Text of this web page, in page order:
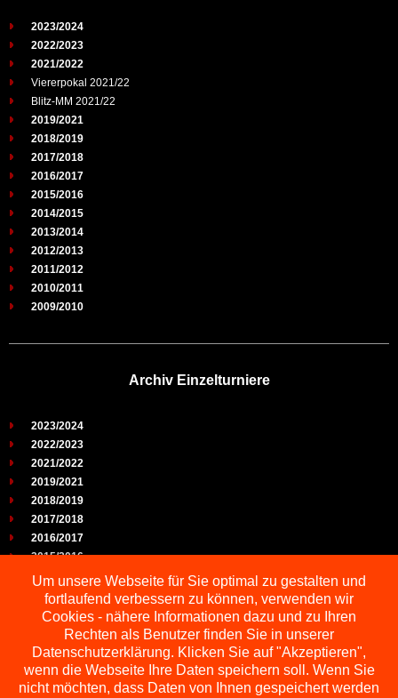
2023/2024
2022/2023
2021/2022
Viererpokal 2021/22
Blitz-MM 2021/22
2019/2021
2018/2019
2017/2018
2016/2017
2015/2016
2014/2015
2013/2014
2012/2013
2011/2012
2010/2011
2009/2010
Archiv Einzelturniere
2023/2024
2022/2023
2021/2022
2019/2021
2018/2019
2017/2018
2016/2017
2015/2016
2014/2015
2013/2014
2012/2013
2011/2012
2010/2011
2009/2010
Um unsere Webseite für Sie optimal zu gestalten und
fortlaufend verbessern zu können, verwenden wir
Cookies - nähere Informationen dazu und zu Ihren
Rechten als Benutzer finden Sie in unserer
Datenschutzerklärung. Klicken Sie auf "Akzeptieren",
wenn die Webseite Ihre Daten speichern soll. Wenn Sie
nicht möchten, dass Daten von Ihnen gespeichert werden